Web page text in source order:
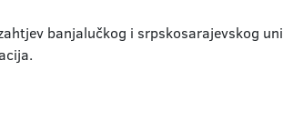
banjalučkog i srpskosarajevskog